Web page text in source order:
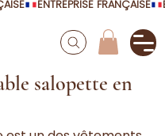
salopette en